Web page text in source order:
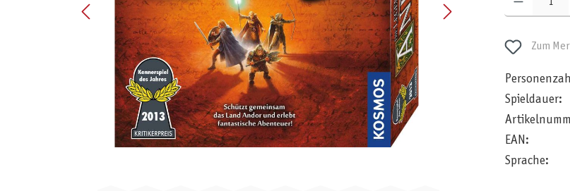
Zum
Spieldauer:
EAN:
Sprache: